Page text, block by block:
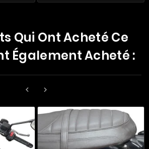
Qui Ont Acheté Ce
Également Acheté :
 